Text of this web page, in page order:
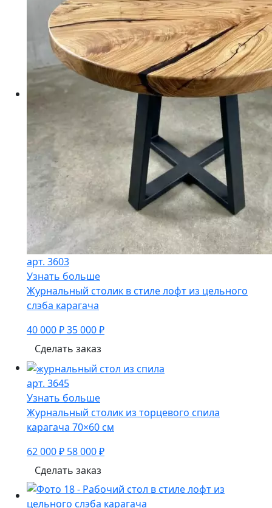
арт. 3603
Узнать больше
Журнальный столик в стиле лофт из цельного
слэба карагача
40 000 ₽35 000 ₽
Сделать заказ
арт. 3645
Узнать больше
Журнальный столик из торцевого спила
карагача 70×60 см
62 000 ₽ 58 000 ₽
Сделать заказ